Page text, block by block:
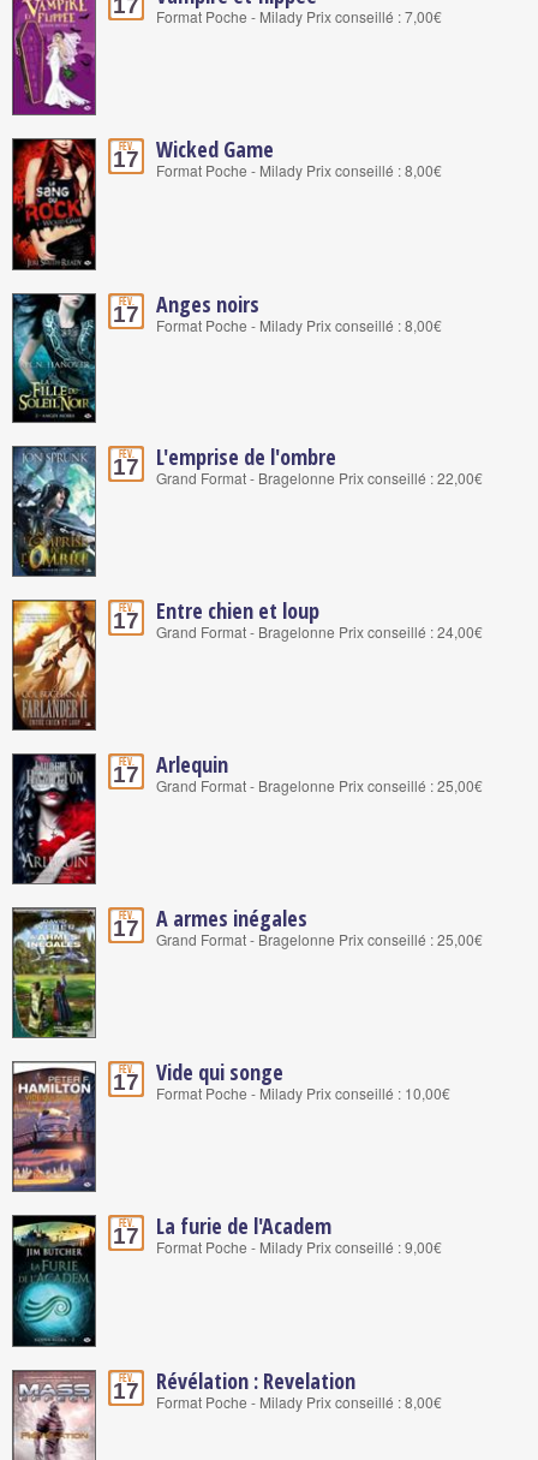
17 Format Poche - Milady Prix conseillé : 7,00€
Fév.
17 Wicked Game
Format Poche - Milady Prix conseillé : 8,00€
Fév.
17 Anges noirs
Format Poche - Milady Prix conseillé : 8,00€
Fév.
17 L'emprise de l'ombre
Grand Format - Bragelonne Prix conseillé : 22,00€
Fév.
17 Entre chien et loup
Grand Format - Bragelonne Prix conseillé : 24,00€
Fév.
17 Arlequin
Grand Format - Bragelonne Prix conseillé : 25,00€
Fév.
17 A armes inégales
Grand Format - Bragelonne Prix conseillé : 25,00€
Fév.
17 Vide qui songe
Format Poche - Milady Prix conseillé : 10,00€
Fév.
17 La furie de l'Academ
Format Poche - Milady Prix conseillé : 9,00€
Fév.
17 Révélation : Revelation
Format Poche - Milady Prix conseillé : 8,00€